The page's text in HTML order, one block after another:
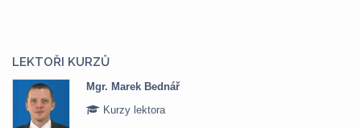
LEKTOŘI KURZŮ
Mgr. Marek Bednář
Kurzy lektora